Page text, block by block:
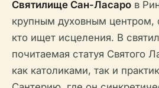
Святилище Сан-Ласаро в
крупным духовным центром,
кто ищет исцеления. В
почитаемая статуя Святого
как католиками, так и